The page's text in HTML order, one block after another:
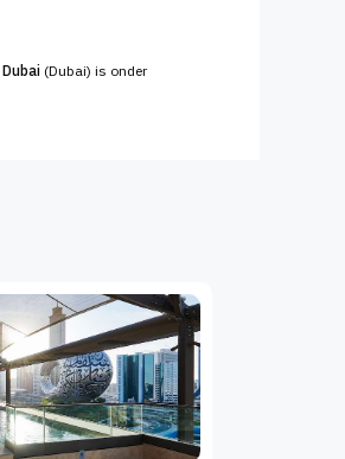
(Dubai) is onder